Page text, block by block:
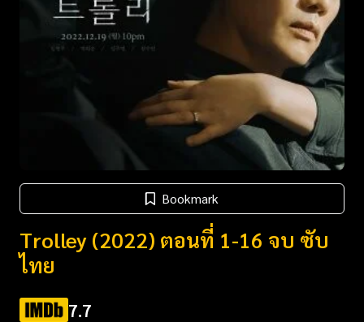
Bookmark
Trolley (2022) ตอนที่ 1-16 จบ ซับ
ไทย
7.7